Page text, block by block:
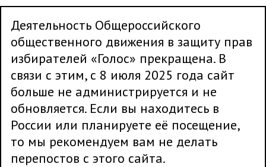
Деятельность Общероссийского
общественного движения в защиту прав
избирателей «Голос» прекращена. В
связи с этим, с 8 июля 2025 года сайт
больше не администрируется и не
обновляется. Если вы находитесь в
России или планируете её посещение,
то мы рекомендуем вам не делать
перепостов с этого сайта.